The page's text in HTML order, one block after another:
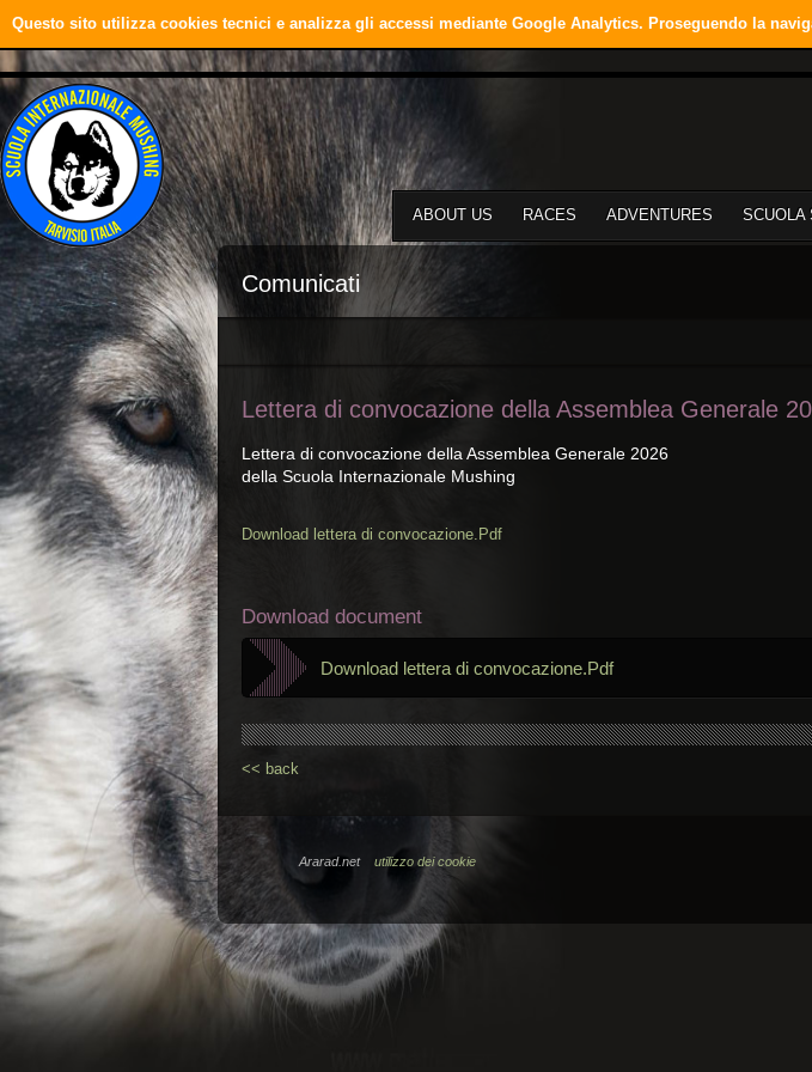
ABOUT US RACES ADVENTURES SCUOLA
Comunicati
Lettera di convocazione della Assemblea Generale
Lettera di convocazione della Assemblea Generale 2026
della Scuola Internazionale Mushing
Download lettera di convocazione.Pdf
Download document
Download lettera di convocazione.Pdf
<< back
Ararad.net utilizzo dei cookie
Questo sito utilizza cookies tecnici e analizza gli accessi mediante Google Analytics. Proseguendo la